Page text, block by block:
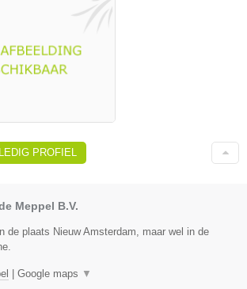
PROFIEL
Meppel B.V.
de plaats Nieuw Amsterdam, maar wel in de
Google maps ▼